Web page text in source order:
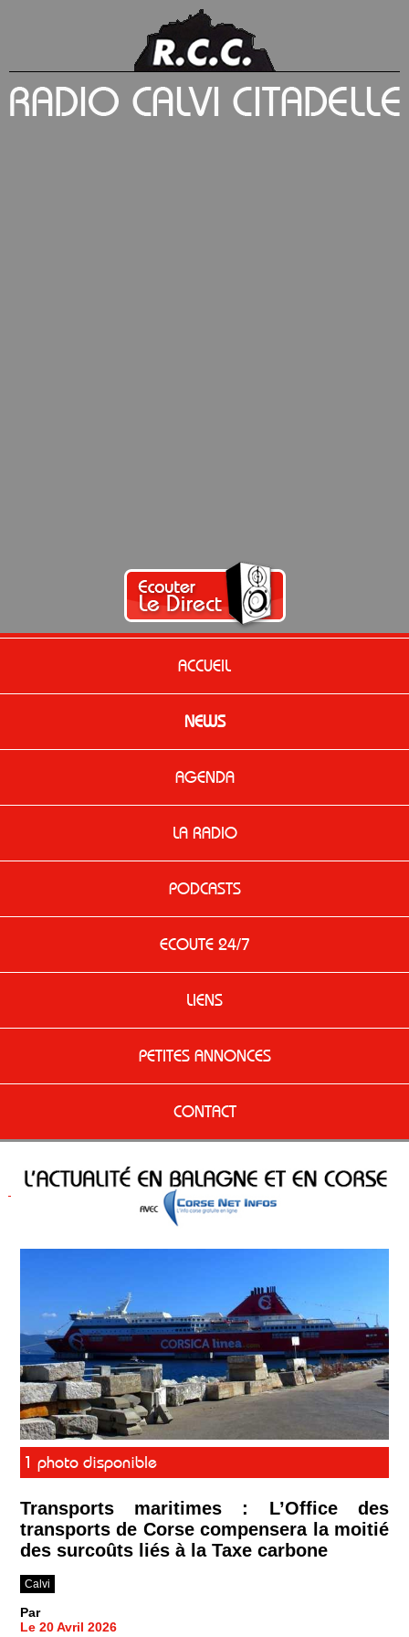
ACCUEIL
NEWS
AGENDA
LA RADIO
PODCASTS
ECOUTE 24/7
LIENS
PETITES ANNONCES
CONTACT
1 photo disponible
Transports maritimes : L’Office des
transports de Corse compensera la moitié
des surcoûts liés à la Taxe carbone
Calvi
Par
Le 20 Avril 2026